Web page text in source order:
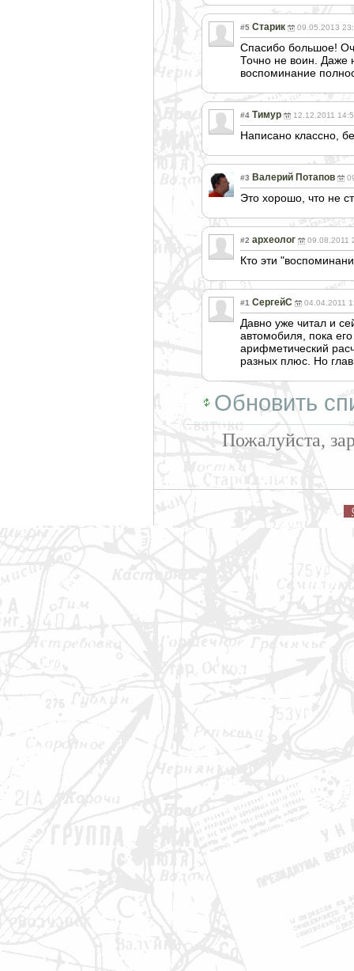
#5 Старик 09.05.2013
Спасибо большое!
Точно не воин. Даже
воспоминание
#4 Тимур 12.12.2011
Написано классно,
#3 Валерий Потапов
Это хорошо, что не
#2 археолог 09.08.2011
Кто эти
#1 СергейС 04.04.2011
Давно уже читал и
автомобиля, пока
арифметический
разных плюс. Но
Обновить
Пожалуйста,